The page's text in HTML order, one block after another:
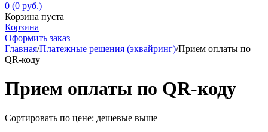
0 (0 руб.)
Корзина пуста
Корзина
Оформить заказ
Главная/Платежные решения (эквайринг)/Прием оплаты по
QR-коду
Прием оплаты по QR-коду
Сортировать по цене: дешевые выше